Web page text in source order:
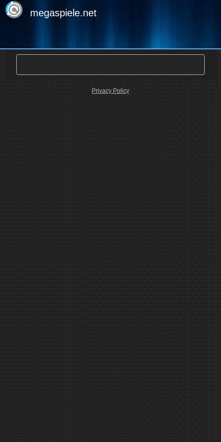
megaspiele.net
Privacy Policy